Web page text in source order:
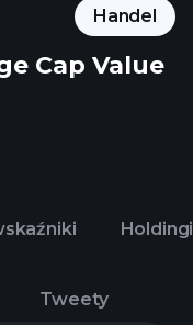
Handel
Cap Value
Holdingi
Tweety